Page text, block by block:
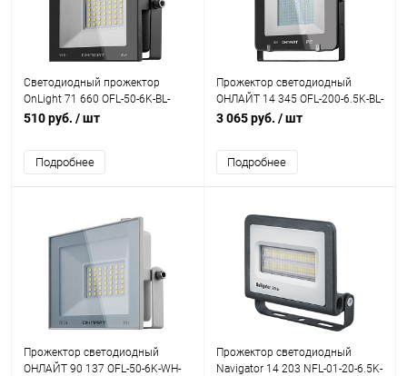
Светодиодный прожектор
OnLight 71 660 OFL-50-6K-BL-
IP65-LED 50W 6000K
510 руб. / шт
Подробнее
Прожектор светодиодный
ОНЛАЙТ 14 345 OFL-200-6.5K-BL-
IP65-LED 200W 6500K
3 065 руб. / шт
Подробнее
Прожектор светодиодный
ОНЛАЙТ 90 137 OFL-50-6K-WH-
Прожектор светодиодный
Navigator 14 203 NFL-01-20-6.5K-